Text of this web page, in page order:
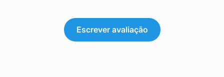
Escrever avaliação